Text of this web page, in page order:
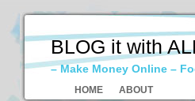
BLOG it with
– Make Money Online –
HOME ABOUT